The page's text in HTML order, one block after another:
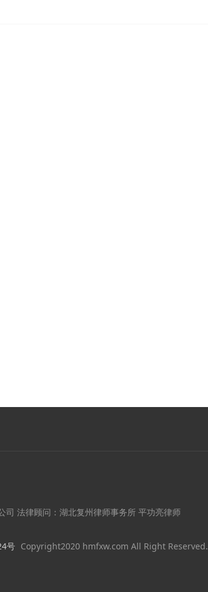
司 法律顾问：湖北复州律师事务所 平功亮律师
号 Copyright2020 hmfxw.com All Right Reserved.